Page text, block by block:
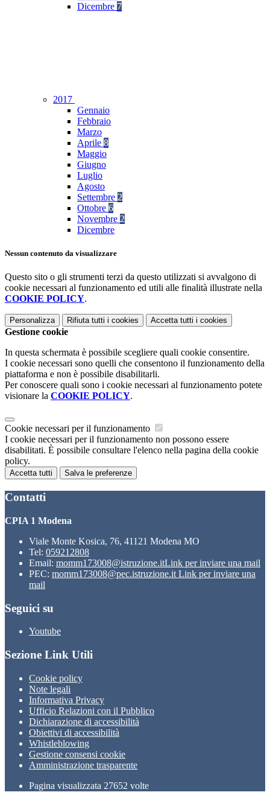
Dicembre 7
2017
Gennaio
Febbraio
Marzo
Aprile 8
Maggio
Giugno
Luglio
Agosto
Settembre 2
Ottobre 6
Novembre 2
Dicembre
Nessun contenuto da visualizzare
Questo sito o gli strumenti terzi da questo utilizzati si avvalgono di
cookie necessari al funzionamento ed utili alle finalità illustrate nella
COOKIE POLICY.
Personalizza Rifiuta tutti i cookies Accetta tutti i cookies
Gestione cookie
In questa schermata è possibile scegliere quali cookie consentire.
I cookie necessari sono quelli che consentono il funzionamento della
piattaforma e non è possibile disabilitarli.
Per conoscere quali sono i cookie necessari al funzionamento potete
visionare la COOKIE POLICY.
Cookie necessari per il funzionamento
I cookie necessari per il funzionamento non possono essere
disabilitati. È possibile consultare l'elenco nella pagina della cookie
policy.
Accetta tutti Salva le preferenze
Contatti
CPIA 1 Modena
Viale Monte Kosica, 76, 41121 Modena MO
Tel: 059212808
Email: momm173008@istruzione.itLink per inviare una mail
PEC: momm173008@pec.istruzione.it Link per inviare una
mail
Seguici su
Youtube
Sezione Link Utili
Cookie policy
Note legali
Informativa Privacy
Ufficio Relazioni con il Pubblico
Dichiarazione di accessibilità
Obiettivi di accessibilità
Whistleblowing
Gestione consensi cookie
Amministrazione trasparente
Pagina visualizzata 27652 volte